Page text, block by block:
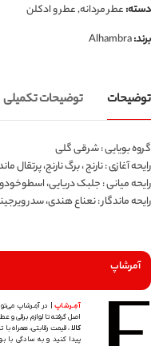
دسته:عطر مردانه,عطر و ادکلن
برند:Alhambra
توضیحات توضیحات تکمیلی
گروه بویایی : شرقی گلی
رایحه آغازی : نارنج ، برگ نارنج، پرتقال
رایحه میانی : جلبک دریایی،
رایحه ماندگار : نعناع هندی، سدر
آمرشاپ
آمِـرشاپ| در آمِـرشاپ
اصل گرفته تا لوازم برقی و
کالا، قیمت رقابتی، همراه
پیدا کنید و به سادگی با